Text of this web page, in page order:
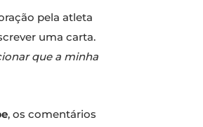
pela atleta
uma carta.
que a minha
, os comentários